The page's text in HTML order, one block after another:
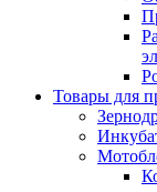
Товары для